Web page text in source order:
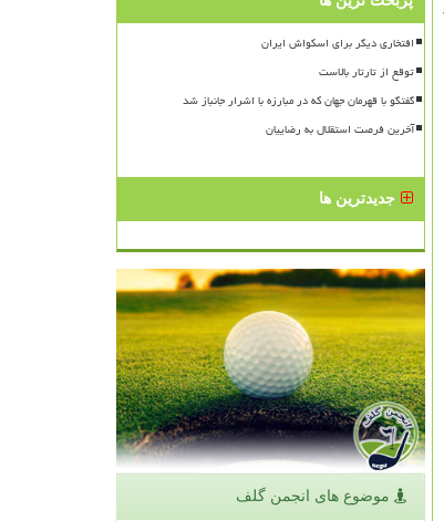
افتخاری دیگر برای اسکواش ایران
توقع از تارتار بالاست
گفتگو با قهرمان جهان که در مبارزه با اشرار جانباز شد
آخرین فرصت استقلال به رضاییان
جدیدترین ها
موضوع های انجمن گلف